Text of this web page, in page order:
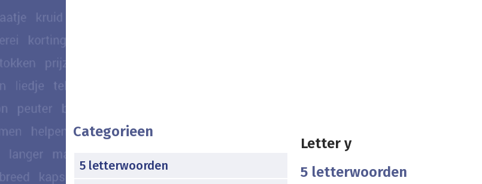
Categorieen
5 letterwoorden
Letter y
5 letterwoorden